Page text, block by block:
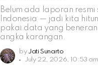
Belum ada laporan resmi
Indonesia — jadi kita
pakai data yang
angka karangan.
by Jati Sunarto
July 22, 2026, 10:53 am